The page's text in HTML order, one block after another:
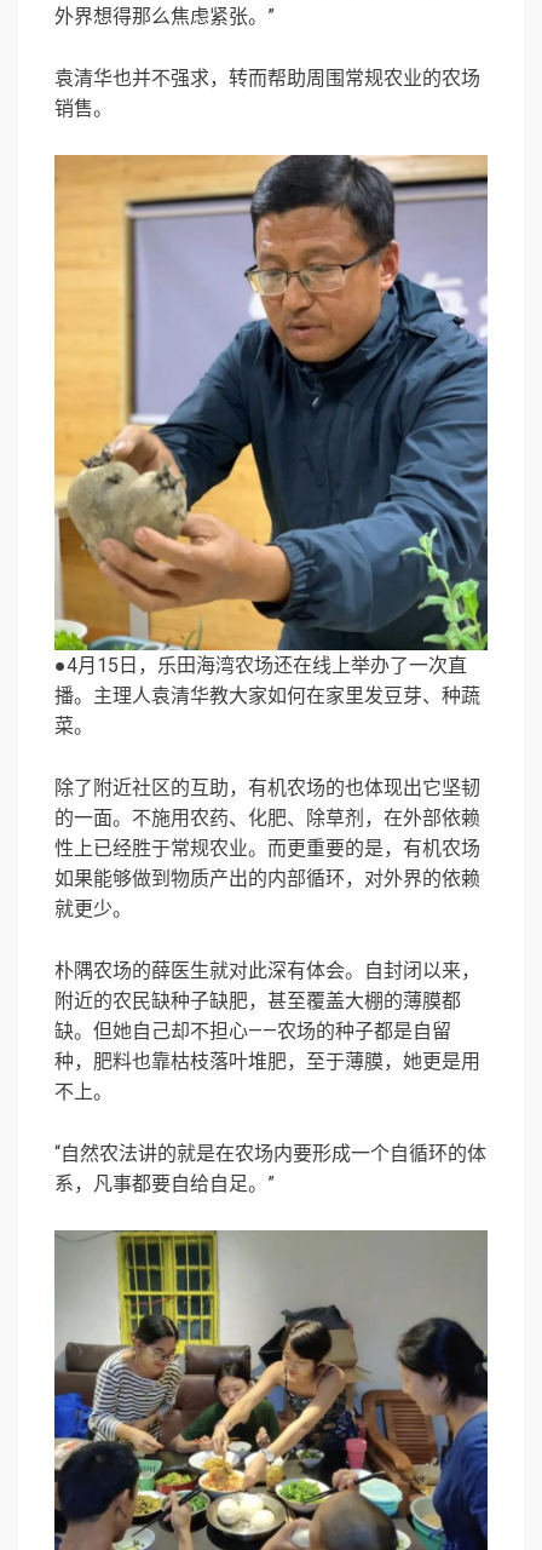
外界想得那么焦虑紧张。”
袁清华也并不强求，转而帮助周围常规农业的农场
销售。
●4月15日，乐田海湾农场还在线上举办了一次直
播。主理人袁清华教大家如何在家里发豆芽、种蔬
菜。
除了附近社区的互助，有机农场的也体现出它坚韧
的一面。不施用农药、化肥、除草剂，在外部依赖
性上已经胜于常规农业。而更重要的是，有机农场
如果能够做到物质产出的内部循环，对外界的依赖
就更少。
朴隅农场的薛医生就对此深有体会。自封闭以来，
附近的农民缺种子缺肥，甚至覆盖大棚的薄膜都
缺。但她自己却不担心——农场的种子都是自留
种，肥料也靠枯枝落叶堆肥，至于薄膜，她更是用
不上。
“自然农法讲的就是在农场内要形成一个自循环的体
系，凡事都要自给自足。”